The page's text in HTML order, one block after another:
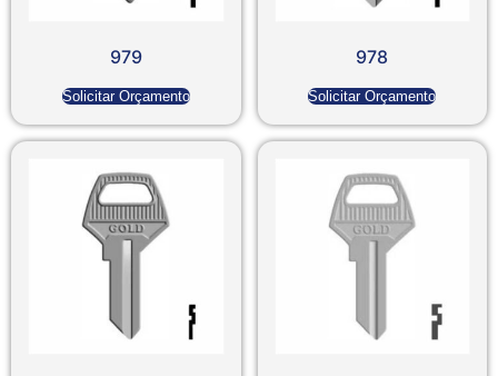
979
Solicitar Orçamento
978
Solicitar Orçamento